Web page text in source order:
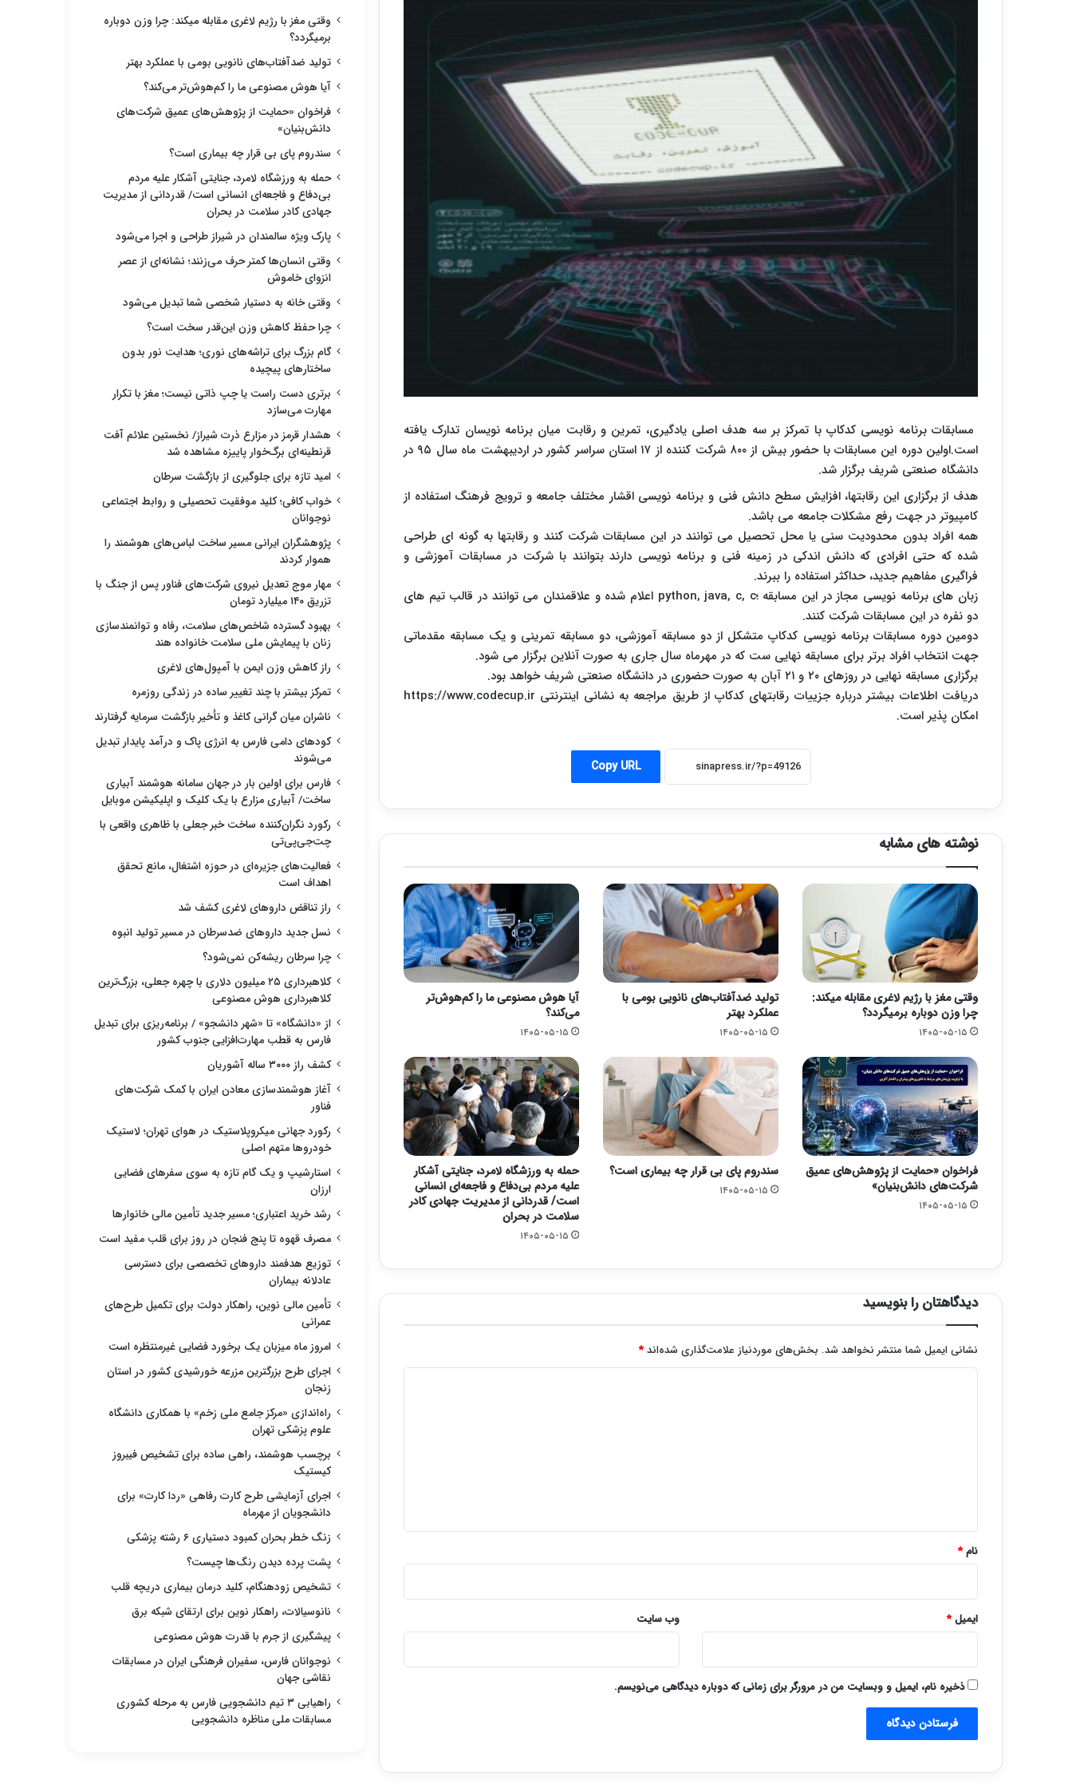
مسابقات برنامه نویسی کدکاپ با تمرکز بر سه هدف اصلی یادگیری، تمرین و رقابت میان برنامه نویسان تدارک یافته
است.اولین دوره این مسابقات با حضور بیش از ۸۰۰ شرکت کننده از ۱۷ استان سراسر کشور در اردیبهشت ماه سال ۹۵ در
دانشگاه صنعتی شریف برگزار شد.
هدف از برگزاری این رقابتها، افزایش سطح دانش فنی و برنامه نویسی اقشار مختلف جامعه و ترویج فرهنگ استفاده از
کامپیوتر در جهت رفع مشکلات جامعه می باشد.
همه افراد بدون محدودیت سنی یا محل تحصیل می توانند در این مسابقات شرکت کنند و رقابتها به گونه ای طراحی
شده که حتی افرادی که دانش اندکی در زمینه فنی و برنامه نویسی دارند بتوانند با شرکت در مسابقات آموزشی و
فراگیری مفاهیم جدید، حداکثر استفاده را ببرند.
زبان های برنامه نویسی مجاز در این مسابقه ؛python, java, c, c اعلام شده و علاقمندان می توانند در قالب تیم های
دو نفره در این مسابقات شرکت کنند.
دومین دوره مسابقات برنامه نویسی کدکاپ متشکل از دو مسابقه آموزشی، دو مسابقه تمرینی و یک مسابقه مقدماتی
جهت انتخاب افراد برتر برای مسابقه نهایی ست که در مهرماه سال جاری به صورت آنلاین برگزار می شود.
برگزاری مسابقه نهایی در روزهای ۲۰ و ۲۱ آبان به صورت حضوری در دانشگاه صنعتی شریف خواهد بود.
دریافت اطلاعات بیشتر درباره جزییات رقابتهای کدکاپ از طریق مراجعه به نشانی اینترنتی https://www.codecup.ir
امکان پذیر است.
Copy URL
نوشته های مشابه
وقتی مغز با رژیم لاغری مقابله میکند:
چرا وزن دوباره برمیگردد؟
۱۴۰۵-۰۵-۱۵
تولید ضدآفتاب‌های نانویی بومی با
عملکرد بهتر
۱۴۰۵-۰۵-۱۵
آیا هوش مصنوعی ما را کم‌هوش‌تر
می‌کند؟
۱۴۰۵-۰۵-۱۵
فراخوان «حمایت از پژوهش‌های عمیق
شرکت‌های دانش‌بنیان»
۱۴۰۵-۰۵-۱۵
سندروم پای بی قرار چه بیماری است؟
۱۴۰۵-۰۵-۱۵
حمله به ورزشگاه لامرد، جنایتی آشکار
علیه مردم بی‌دفاع و فاجعه‌ای انسانی
است/ قدردانی از مدیریت جهادی کادر
سلامت در بحران
۱۴۰۵-۰۵-۱۵
دیدگاهتان را بنویسید
نشانی ایمیل شما منتشر نخواهد شد. بخش‌های موردنیاز علامت‌گذاری شده‌اند*
نام*
ایمیل* وب‌ سایت
ذخیره نام، ایمیل و وبسایت من در مرورگر برای زمانی که دوباره دیدگاهی می‌نویسم.
وقتی مغز با رژیم لاغری مقابله میکند: چرا وزن دوباره
برمیگردد؟
تولید ضدآفتاب‌های نانویی بومی با عملکرد بهتر
آیا هوش مصنوعی ما را کم‌هوش‌تر می‌کند؟
فراخوان «حمایت از پژوهش‌های عمیق شرکت‌های
دانش‌بنیان»
سندروم پای بی قرار چه بیماری است؟
حمله به ورزشگاه لامرد، جنایتی آشکار علیه مردم
بی‌دفاع و فاجعه‌ای انسانی است/ قدردانی از مدیریت
جهادی کادر سلامت در بحران
پارک ویژه سالمندان در شیراز طراحی و اجرا می‌شود
وقتی انسان‌ها کمتر حرف می‌زنند؛ نشانه‌ای از عصر
انزوای خاموش
وقتی خانه به دستیار شخصی شما تبدیل می‌شود
چرا حفظ کاهش وزن این‌قدر سخت است؟
گام بزرگ برای تراشه‌های نوری؛ هدایت نور بدون
ساختارهای پیچیده
برتری دست راست یا چپ ذاتی نیست؛ مغز با تکرار
مهارت می‌سازد
هشدار قرمز در مزارع ذرت شیراز/ نخستین علائم آفت
قرنطینه‌ای برگ‌خوار پاییزه مشاهده شد
امید تازه برای جلوگیری از بازگشت سرطان
خواب کافی؛ کلید موفقیت تحصیلی و روابط اجتماعی
نوجوانان
پژوهشگران ایرانی مسیر ساخت لباس‌های هوشمند را
هموار کردند
مهار موج تعدیل نیروی شرکت‌های فناور پس از جنگ با
تزریق ۱۴۰ میلیارد تومان
بهبود گسترده شاخص‌های سلامت، رفاه و توانمندسازی
زنان با پیمایش ملی سلامت خانواده هند
راز کاهش وزن ایمن با آمپول‌های لاغری
تمرکز بیشتر با چند تغییر ساده در زندگی روزمره
ناشران میان گرانی کاغذ و تأخیر بازگشت سرمایه گرفتارند
کودهای دامی فارس به انرژی پاک و درآمد پایدار تبدیل
می‌شوند
فارس برای اولین بار در جهان سامانه هوشمند آبیاری
ساخت/ آبیاری مزارع با یک کلیک و اپلیکیشن موبایل
رکورد نگران‌کننده ساخت خبر جعلی با ظاهری واقعی با
چت‌جی‌پی‌تی
فعالیت‌های جزیره‌ای در حوزه اشتغال، مانع تحقق
اهداف است
راز تناقض داروهای لاغری کشف شد
نسل جدید داروهای ضدسرطان در مسیر تولید انبوه
چرا سرطان ریشه‌کن نمی‌شود؟
کلاهبرداری ۲۵ میلیون دلاری با چهره جعلی، بزرگ‌ترین
کلاهبرداری هوش مصنوعی
از «دانشگاه» تا «شهر دانشجو» / برنامه‌ریزی برای تبدیل
فارس به قطب مهارت‌افزایی جنوب کشور
کشف راز ۳۰۰۰ ساله آشوریان
آغاز هوشمندسازی معادن ایران با کمک شرکت‌های
فناور
رکورد جهانی میکروپلاستیک در هوای تهران؛ لاستیک
خودروها متهم اصلی
استارشیپ و یک گام تازه به سوی سفرهای فضایی
ارزان
رشد خرید اعتباری؛ مسیر جدید تأمین مالی خانوارها
مصرف قهوه تا پنج فنجان در روز برای قلب مفید است
توزیع هدفمند داروهای تخصصی برای دسترسی
عادلانه بیماران
تأمین مالی نوین، راهکار دولت برای تکمیل طرح‌های
عمرانی
امروز ماه میزبان یک برخورد فضایی غیرمنتظره است
اجرای طرح بزرگترین مزرعه خورشیدی کشور در استان
زنجان
راه‌اندازی «مرکز جامع ملی زخم» با همکاری دانشگاه
علوم پزشکی تهران
برچسب هوشمند، راهی ساده برای تشخیص فیبروز
کیستیک
اجرای آزمایشی طرح کارت رفاهی «ردا کارت» برای
دانشجویان از مهرماه
زنگ خطر بحران کمبود دستیاری ۶ رشته پزشکی
پشت پرده دیدن رنگ‌ها چیست؟
تشخیص زودهنگام، کلید درمان بیماری دریچه قلب
نانوسیالات، راهکار نوین برای ارتقای شبکه برق
پیشگیری از جرم با قدرت هوش مصنوعی
نوجوانان فارس، سفیران فرهنگی ایران در مسابقات
نقاشی جهان
راهیابی ۳ تیم دانشجویی فارس به مرحله کشوری
مسابقات ملی مناظره دانشجویی